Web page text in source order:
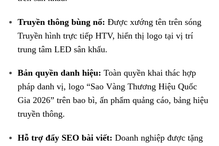
Truyền thông bùng nổ: Được xướng tên trên sóng
Truyền hình trực tiếp HTV, hiển thị logo tại vị trí
trung tâm LED sân khấu.
Bản quyền danh hiệu: Toàn quyền khai thác hợp
pháp danh vị, logo “Sao Vàng Thương Hiệu Quốc
Gia 2026” trên bao bì, ấn phẩm quảng cáo, bảng hiệu
truyền thông.
Hỗ trợ đẩy SEO bài viết: Doanh nghiệp được tặng